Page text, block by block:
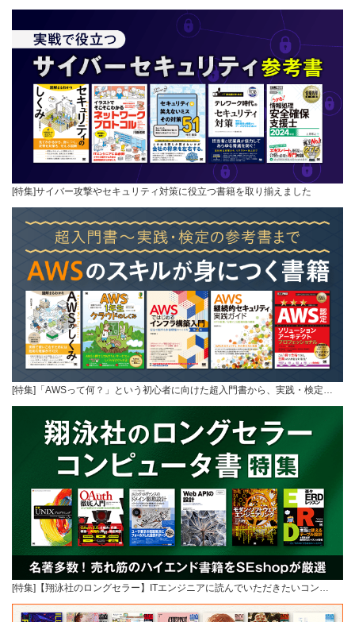
[特集]サイバー攻撃やセキュリティ対策に役立つ書籍を取り揃えました
[特集]「AWSって何？」という初心者に向けた超入門書から、実践・検定…
[特集]【翔泳社のロングセラー】ITエンジニアに読んでいただきたいコン…